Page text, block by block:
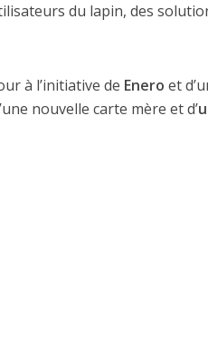
du lapin, des
à l’initiative de Enero et
nouvelle carte mère et d’